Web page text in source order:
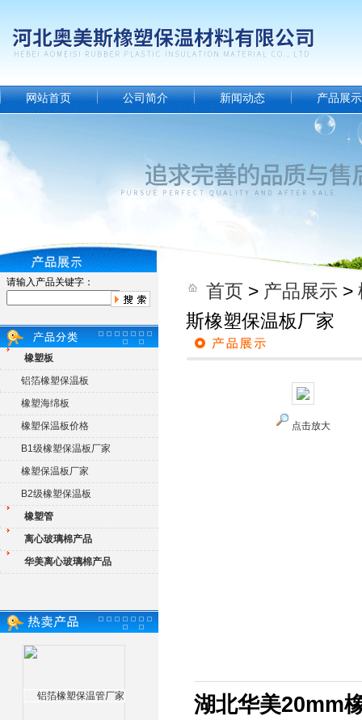
网站首页 公司简介 新闻动态 产品展示
请输入产品关键字：
橡塑板
铝箔橡塑保温板
橡塑海绵板
橡塑保温板价格
B1级橡塑保温板厂家
橡塑保温板厂家
B2级橡塑保温板
橡塑管
离心玻璃棉产品
华美离心玻璃棉产品
首页 > 产品展示 >
斯橡塑保温板厂家
点击放大
湖北华美20mm